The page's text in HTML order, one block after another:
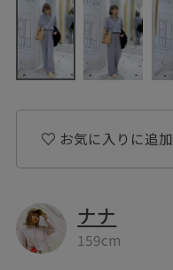
お気に入りに追加
ナナ
159cm